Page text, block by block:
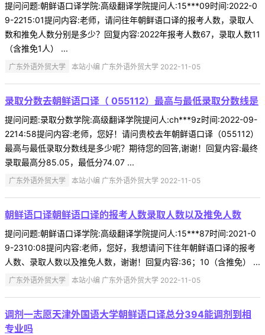
提问问题:朝鲜语口译学院:高级翻译学院提问人:15***09时间:2022-0
9-2215:01提问内容:老师，请问往年朝鲜语口译的报考人数，录取人
数和推免人数分别是多少？回复内容:2022年报考人数67，录取人数11
（含推免1人） ...
广东外语外贸大学 本站小编 广东外语外贸大学 2022-11-05
录取分数去朝鲜语口译（ 055112）最高与最低录取分数线是
提问问题:录取分数学院:高级翻译学院提问人:ch***9z时间:2022-09-
2214:58提问内容:老师，您好！请问贵校去年朝鲜语口译（055112）
最高与最低录取分数线是多少呢？期待您的回答,谢谢！回复内容:最终
录取最高分85.05，最低分74.07 ...
广东外语外贸大学 本站小编 广东外语外贸大学 2022-11-05
朝鲜语口译朝鲜语口译的报考人数录取人数以及推免人数
提问问题:朝鲜语口译学院:高级翻译学院提问人:15***87时间:2021-0
9-2310:08提问内容:老师，您好，我想请问下往年朝鲜语口译的报考
人数、录取人数以及推免人数，谢谢！回复内容:36；10（含推免） ...
广东外语外贸大学 本站小编 广东外语外贸大学 2022-11-05
调剂一志愿天津外国语大学朝鲜语口译总分394能调剂到相
专业吗